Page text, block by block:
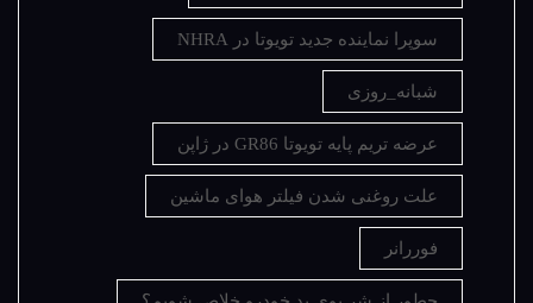
سوپرا نماینده جدید تویوتا در NHRA
شبانه_روزی
عرضه تریم پایه تویوتا GR86 در ژاپن
علت روغنی شدن فیلتر هوای ماشین
فوررانر